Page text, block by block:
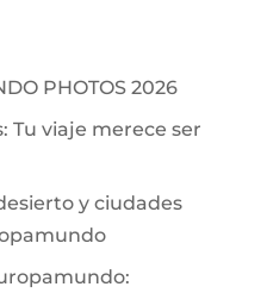
PHOTOS 2026
Tu viaje merece ser
y ciudades